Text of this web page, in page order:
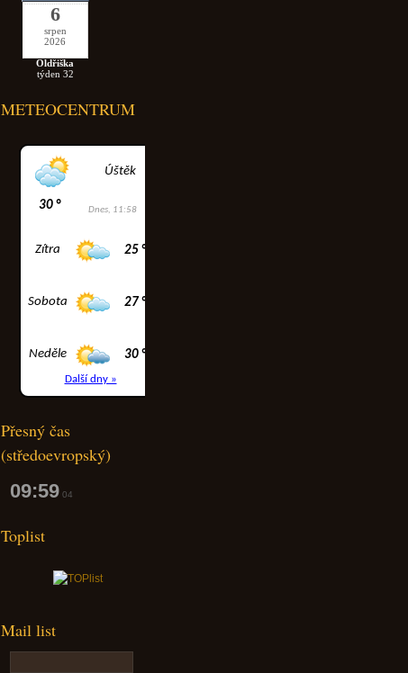
6
srpen
2026
Oldřiška
týden 32
METEOCENTRUM
Přesný čas
(středoevropský)
09:59 05
Toplist
Mail list